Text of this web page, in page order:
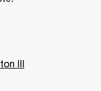
III